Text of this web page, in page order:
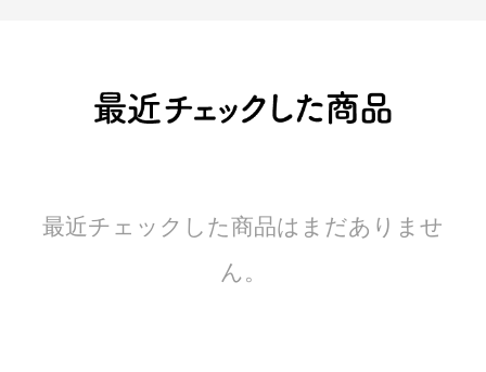
最近チェックした商品はまだありませ
ん。